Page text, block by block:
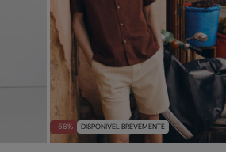
-56% DISPONÍVEL BREVEMENTE